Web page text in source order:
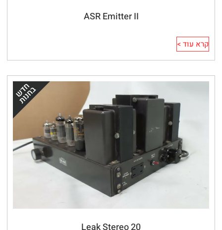
ASR Emitter II
קרא עוד >